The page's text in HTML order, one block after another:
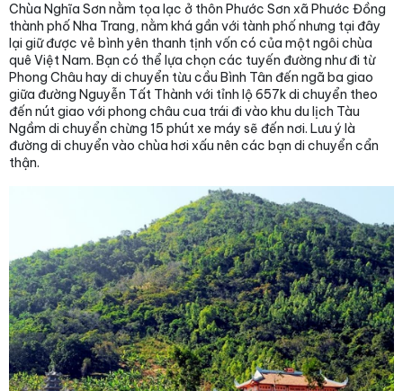
Chùa Nghĩa Sơn nằm tọa lạc ở thôn Phước Sơn xã Phước Đồng
thành phố Nha Trang, nằm khá gần với tành phố nhưng tại đây
lại giữ được vẻ bình yên thanh tịnh vốn có của một ngôi chùa
quê Việt Nam. Bạn có thể lựa chọn các tuyến đường như đi từ
Phong Châu hay di chuyển từu cầu Bình Tân đến ngã ba giao
giữa đường Nguyễn Tất Thành với tỉnh lộ 657k di chuyển theo
đến nút giao với phong châu cua trái đi vào khu du lịch Tàu
Ngầm di chuyển chừng 15 phút xe máy sẽ đến nơi. Lưu ý là
đường di chuyển vào chùa hơi xấu nên các bạn di chuyển cẩn
thận.